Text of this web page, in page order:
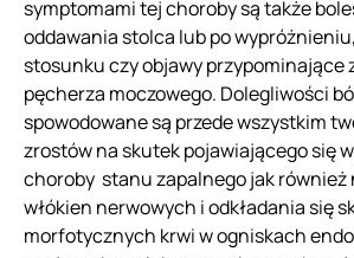
symptomami tej choroby są także
oddawania stolca lub po
stosunku czy objawy przypominające
pęcherza moczowego. Dolegliwości
spowodowane są przede wszystkim
zrostów na skutek pojawiającego się
choroby stanu zapalnego jak również
włókien nerwowych i odkładania się
morfotycznych krwi w ogniskach